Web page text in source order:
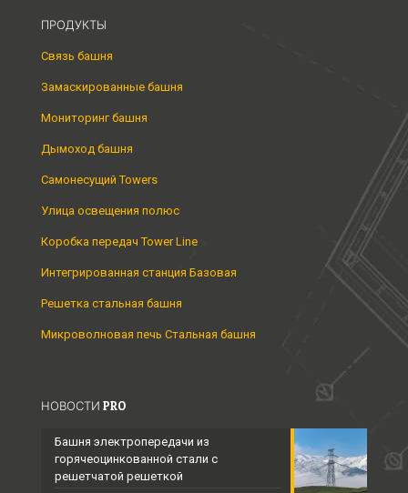
ПРОДУКТЫ
Связь башня
Замаскированные башня
Мониторинг башня
Дымоход башня
Самонесущий Towers
Улица освещения полюс
Коробка передач Tower Line
Интегрированная станция Базовая
Решетка стальная башня
Микроволновая печь Стальная башня
НОВОСТИ PRO
Башня электропередачи из
горячеоцинкованной стали с
решетчатой ​​решеткой